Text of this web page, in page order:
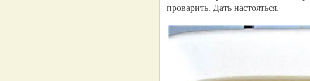
проварить. Дать настояться.